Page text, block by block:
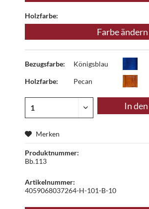
Holzfarbe:
Farbe ändern
Bezugsfarbe: Königsblau
Holzfarbe: Pecan
In den
Merken
Produktnummer:
Bb.113
Artikelnummer:
4059068037264-H-101-B-10